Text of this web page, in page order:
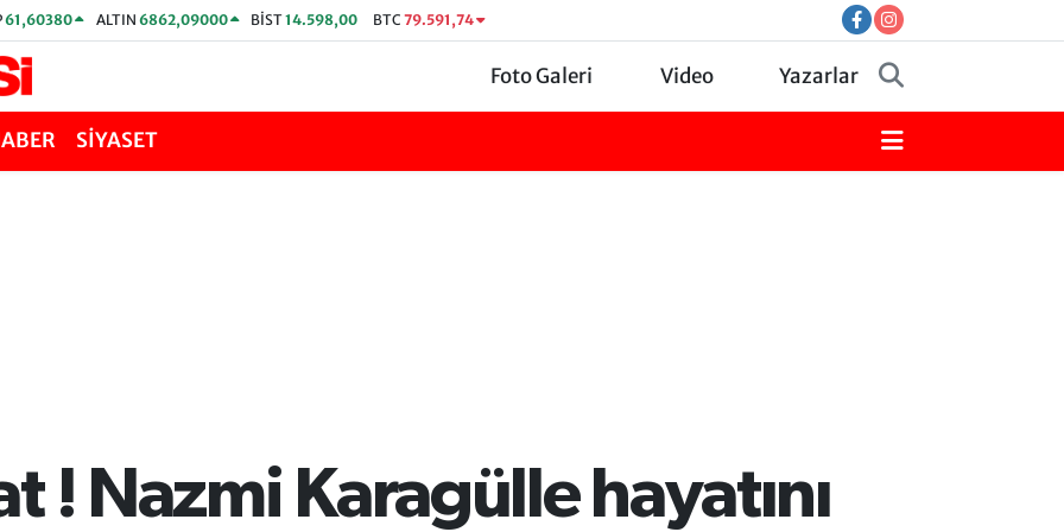
61,60380 ALTIN 6862,09000 BİST14.598,00 BTC 79.591,74
Foto Galeri Video Yazarlar
SİYASET
! Nazmi Karagülle hayatını